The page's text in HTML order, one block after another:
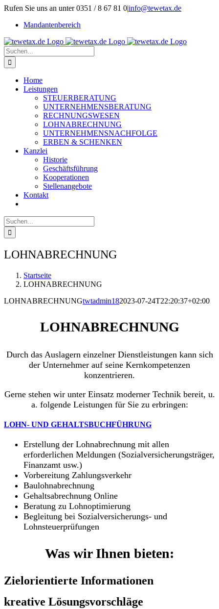
Zum
springen
Rufen Sie uns an unter 0351 / 8 67 81 0|info@tewetax.de
Mandantenbereich
Suche
nach:
Home
Leistungen
STEUERBERATUNG
UNTERNEHMENSBERATUNG
RECHNUNGSWESEN
LOHNABRECHNUNG
UNTERNEHMENSNACHFOLGE
ERBEN & SCHENKEN
Kanzlei
Historie
Geschäftsführung
Kooperationen
Stellenangebote
Kontakt
Suche
nach:
LOHNABRECHNUNG
Startseite
LOHNABRECHNUNG
LOHNABRECHNUNGtwtadmin182023-07-24T22:20:37+02:00
LOHNABRECHNUNG
Durch das Auslagern einzelner Dienstleistungen kann sich
der Unternehmer auf seine Kernkompetenzen
konzentrieren.
Gerne stehen wir unter Einsatz moderner Technik bereit, u.
a. folgende Leistungen für Sie zu erbringen:
LOHN- UND GEHALTSBUCHFÜHRUNG
Erstellung der Lohnabrechnung mit allen
erforderlichen Meldungen (Sozialversicherungsträger,
Finanzamt usw.)
Vorbereitung Zahlungsverkehr
Baulohnabrechnung
Gehaltsabrechnung Online
Beratung zu Lohnoptimierung
Begleitung bei Sozialversicherungs- und
Lohnsteuerprüfungen
Was wir Ihnen bieten:
Zielorientierte Informationen
kreative Lösungsvorschläge